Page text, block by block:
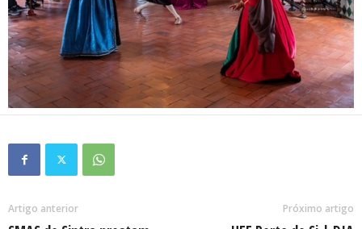
Artigo anterior Próximo artigo